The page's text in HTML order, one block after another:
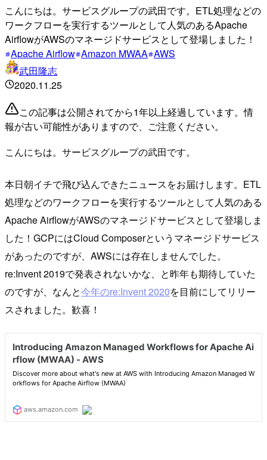
こんにちは。サービスグループの武田です。ETL処理などの
ワークフローを実行するツールとして人気のあるApache
AirflowがAWSのマネージドサービスとして登場しました！
Apache Airflow Amazon MWAA AWS
武田隆志
2020.11.25
この記事は公開されてから1年以上経過しています。情
報が古い可能性がありますので、ご注意ください。
こんにちは。サービスグループの武田です。
本日朝イチで飛び込んできたニュースをお届けします。ETL
処理などのワークフローを実行するツールとして人気のある
Apache AirflowがAWSのマネージドサービスとして登場しま
した！GCPにはCloud Composerというマネージドサービス
があったのですが、AWSには存在しませんでした。
re:Invent 2019で発表されないかな、と昨年も期待していた
のですが、なんと今年のre:Invent 2020を目前にしてリリー
スされました。歓喜！